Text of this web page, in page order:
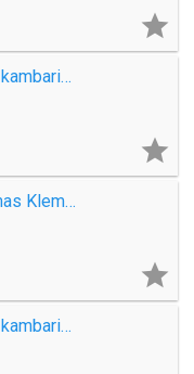

Parduodamas 3-jų kambarių butas Debreceno g.

Išnuomojamas namas Klemiškės II k.

Parduodamas 3-jų kambarių butas Kretingos g.